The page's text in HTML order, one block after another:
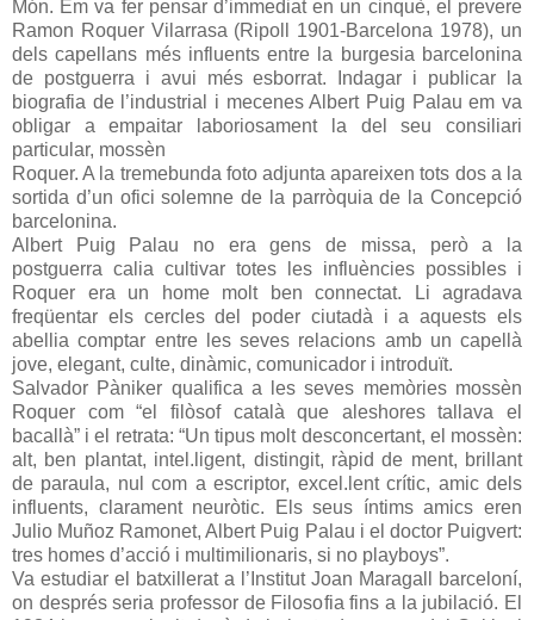
Món. Em va fer pensar d’immediat en un cinquè, el prevere
Ramon Roquer Vilarrasa (Ripoll 1901-Barcelona 1978), un
dels capellans més influents entre la burgesia barcelonina
de postguerra i avui més esborrat. Indagar i publicar la
biografia de l’industrial i mecenes Albert Puig Palau em va
obligar a empaitar laboriosament la del seu consiliari
particular, mossèn
Roquer. A la tremebunda foto adjunta apareixen tots dos a la
sortida d’un ofici solemne de la parròquia de la Concepció
barcelonina.
Albert Puig Palau no era gens de missa, però a la
postguerra calia cultivar totes les influències possibles i
Roquer era un home molt ben connectat. Li agradava
freqüentar els cercles del poder ciutadà i a aquests els
abellia comptar entre les seves relacions amb un capellà
jove, elegant, culte, dinàmic, comunicador i introduït.
Salvador Pàniker qualifica a les seves memòries mossèn
Roquer com “el filòsof català que aleshores tallava el
bacallà” i el retrata: “Un tipus molt desconcertant, el mossèn:
alt, ben plantat, intel.ligent, distingit, ràpid de ment, brillant
de paraula, nul com a escriptor, excel.lent crític, amic dels
influents, clarament neuròtic. Els seus íntims amics eren
Julio Muñoz Ramonet, Albert Puig Palau i el doctor Puigvert:
tres homes d’acció i multimilionaris, si no playboys”.
Va estudiar el batxillerat a l’Institut Joan Maragall barceloní,
on després seria professor de Filosofia fins a la jubilació. El